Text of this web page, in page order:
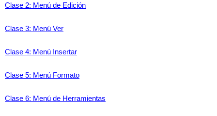
Clase 2: Menú de Edición
Clase 3: Menú Ver
Clase 4: Menú Insertar
Clase 5: Menú Formato
Clase 6: Menú de Herramientas